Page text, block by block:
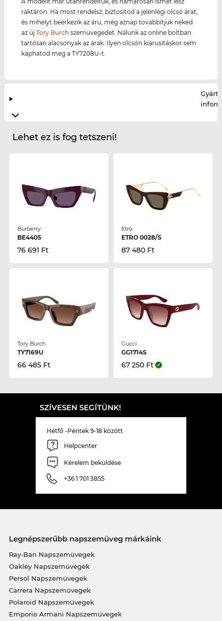
raktáron. Ha most rendelsz, biztosítod a jelenlegi olcsó árat,
és mihelyt beérkezik az áru, még aznap továbbítjuk neked
az újTory Burch szemüvegedet. Nálunk az online boltban
tartósan alacsonyak az árak. Ilyen olcsón kiárusításkor sem
kaphatod meg a TY7208U-t.
Lehet ez is fog tetszeni!
Burberry
BE4405
76 691 Ft
Etro
ETRO 0028/S
87 480 Ft
Tory Burch
TY7169U
66 485 Ft
Gucci
GG1714S
67 250 Ft
SZÍVESEN SEGÍTÜNK!
Hétfő -Péntek 9-18 között
Helpcenter
Kérelem beküldése
+36 1 701 3855
Legnépszerűbb napszemüveg márkáink
Ray-Ban Napszemüvegek
Oakley Napszemüvegek
Persol Napszemüvegek
Carrera Napszemüvegek
Polaroid Napszemüvegek
Emporio Armani Napszemüvegek